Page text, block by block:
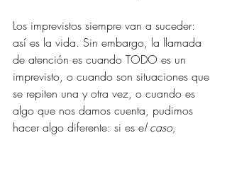
Los imprevistos siempre van a suceder:
así es la vida. Sin embargo, la llamada
de atención es cuando TODO es un
imprevisto, o cuando son situaciones que
se repiten una y otra vez, o cuando es
algo que nos damos cuenta, pudimos
hacer algo diferente: si es el caso,